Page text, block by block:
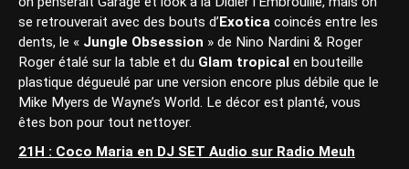
se retrouverait avec des bouts d’Exotica coincés entre les
dents, le « Jungle Obsession » de Nino Nardini & Roger
Roger étalé sur la table et du Glam tropical en bouteille
plastique dégueulé par une version encore plus débile que le
Mike Myers de Wayne’s World. Le décor est planté, vous
êtes bon pour tout nettoyer.
21H : Coco Maria en DJ SET Audio sur Radio Meuh